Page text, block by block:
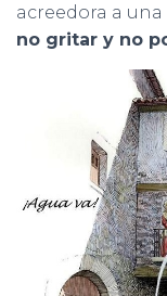
acreedora a una
no gritar y no